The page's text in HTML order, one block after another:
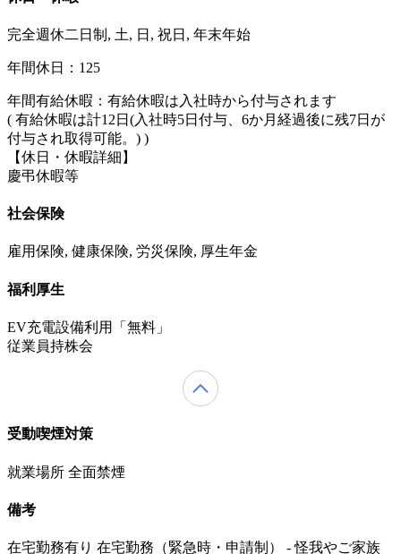
完全週休二日制, 土, 日, 祝日, 年末年始
年間休日：125
年間有給休暇：有給休暇は入社時から付与されます
( 有給休暇は計12日(入社時5日付与、6か月経過後に残7日が
付与され取得可能。) )
【休日・休暇詳細】
慶弔休暇等
社会保険
雇用保険, 健康保険, 労災保険, 厚生年金
福利厚生
EV充電設備利用「無料」
従業員持株会
受動喫煙対策
就業場所 全面禁煙
備考
在宅勤務有り 在宅勤務（緊急時・申請制） - 怪我やご家族